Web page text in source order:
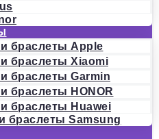
браслеты Apple
браслеты Xiaomi
браслеты Garmin
браслеты HONOR
браслеты Huawei
браслеты Samsung